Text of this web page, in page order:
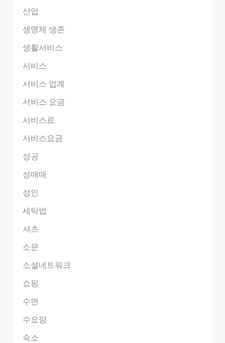
산업
생명체 생존
생활서비스
서비스
서비스 업계
서비스 요금
서비스료
서비스요금
성공
성매매
성인
세탁법
셔츠
소문
소셜네트워크
쇼핑
수면
수요량
숙소